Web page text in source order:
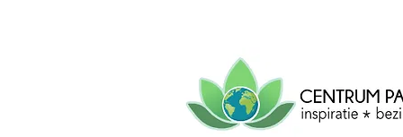
CENTRUM
PACHA
MAMA Centrum voor inspiratie,
creatie.